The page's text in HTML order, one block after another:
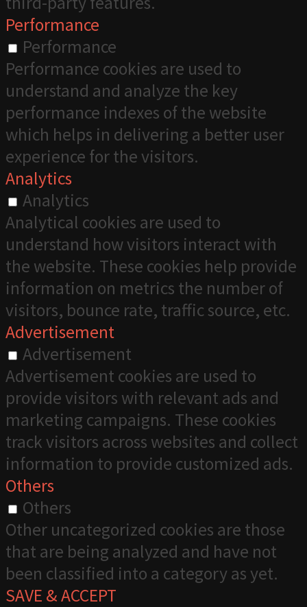
Performance
Performance
Performance cookies are used to
understand and analyze the key
performance indexes of the website
which helps in delivering a better user
experience for the visitors.
Analytics
Analytics
Analytical cookies are used to
understand how visitors interact with
the website. These cookies help provide
information on metrics the number of
visitors, bounce rate, traffic source, etc.
Advertisement
Advertisement
Advertisement cookies are used to
provide visitors with relevant ads and
marketing campaigns. These cookies
track visitors across websites and collect
information to provide customized ads.
Others
Others
Other uncategorized cookies are those
that are being analyzed and have not
been classified into a category as yet.
SAVE & ACCEPT